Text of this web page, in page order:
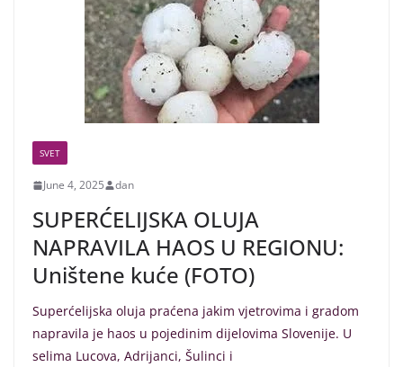
SVET
June 4, 2025 dan
SUPERĆELIJSKA OLUJA
NAPRAVILA HAOS U REGIONU:
Uništene kuće (FOTO)
Superćelijska oluja praćena jakim vjetrovima i gradom
napravila je haos u pojedinim dijelovima Slovenije. U
selima Lucova, Adrijanci, Šulinci i